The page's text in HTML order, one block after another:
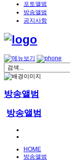
포토앨범
방송앨범
공지사항
방송앨범
방송앨범
HOME
방송앨범